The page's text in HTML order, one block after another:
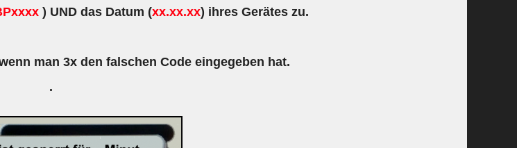
) UND das Datum (xx.xx.xx) ihres Gerätes zu.
man 3x den falschen Code eingegeben hat.
.